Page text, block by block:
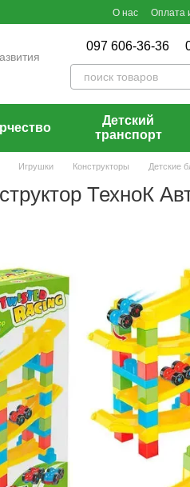
О нас Оплата
097 606-36-36
Детский
транспорт
Игрушки Конструкторы Детские
ТехноК